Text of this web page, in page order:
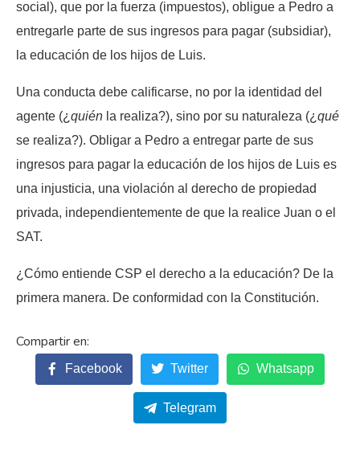
social), que por la fuerza (impuestos), obligue a Pedro a
entregarle parte de sus ingresos para pagar (subsidiar),
la educación de los hijos de Luis.
Una conducta debe calificarse, no por la identidad del
agente (¿ quién la realiza?), sino por su naturaleza (¿ qué
se realiza?). Obligar a Pedro a entregar parte de sus
ingresos para pagar la educación de los hijos de Luis es
una injusticia, una violación al derecho de propiedad
privada, independientemente de que la realice Juan o el
SAT.
¿Cómo entiende CSP el derecho a la educación? De la
primera manera. De conformidad con la Constitución.
Facebook Twitter Whatsapp
Telegram